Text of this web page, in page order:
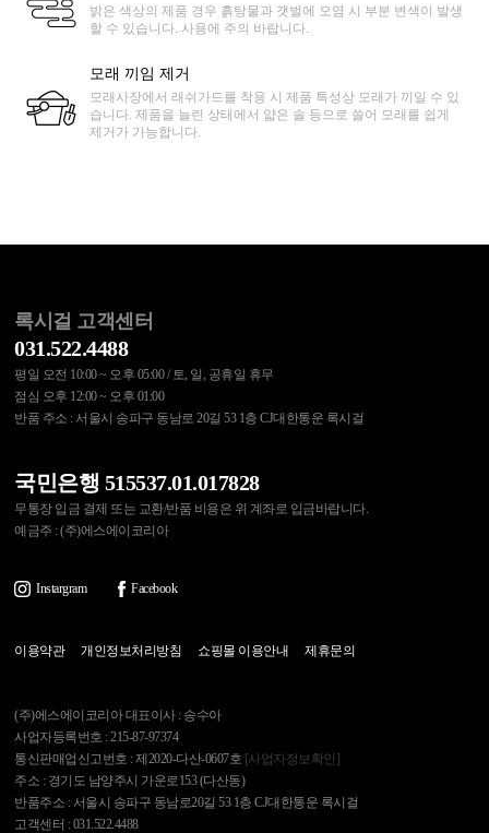
밝은 색상의 제품 경우 흙탕물과 갯벌에 오염 시 부분 변색이 발생
할 수 있습니다. 사용에 주의 바랍니다.
모래 끼임 제거
모래사장에서 래쉬가드를 착용 시 제품 특성상 모래가 끼일 수 있
습니다. 제품을 늘린 상태에서 얇은 솔 등으로 쓸어 모래를 쉽게
제거가 가능합니다.
록시걸 고객센터
031.522.4488
평일 오전 10:00 ~ 오후 05:00 / 토, 일, 공휴일 휴무
점심 오후 12:00 ~ 오후 01:00
반품 주소 : 서울시 송파구 동남로 20길 53 1층 CJ대한통운 록시걸
국민은행 515537.01.017828
무통장 입금 결제 또는 교환/반품 비용은 위 계좌로 입금바랍니다.
예금주 : (주)에스에이코리아
Instargram Facebook
이용약관 개인정보처리방침 쇼핑몰 이용안내 제휴문의
(주)에스에이코리아 대표이사 : 송수아
사업자등록번호 : 215-87-97374
통신판매업신고번호 : 제2020-다산-0607호 [사업자정보확인]
주소 : 경기도 남양주시 가운로153 (다산동)
반품주소 : 서울시 송파구 동남로20길 53 1층 CJ대한통운 록시걸
고객센터 : 031.522.4488